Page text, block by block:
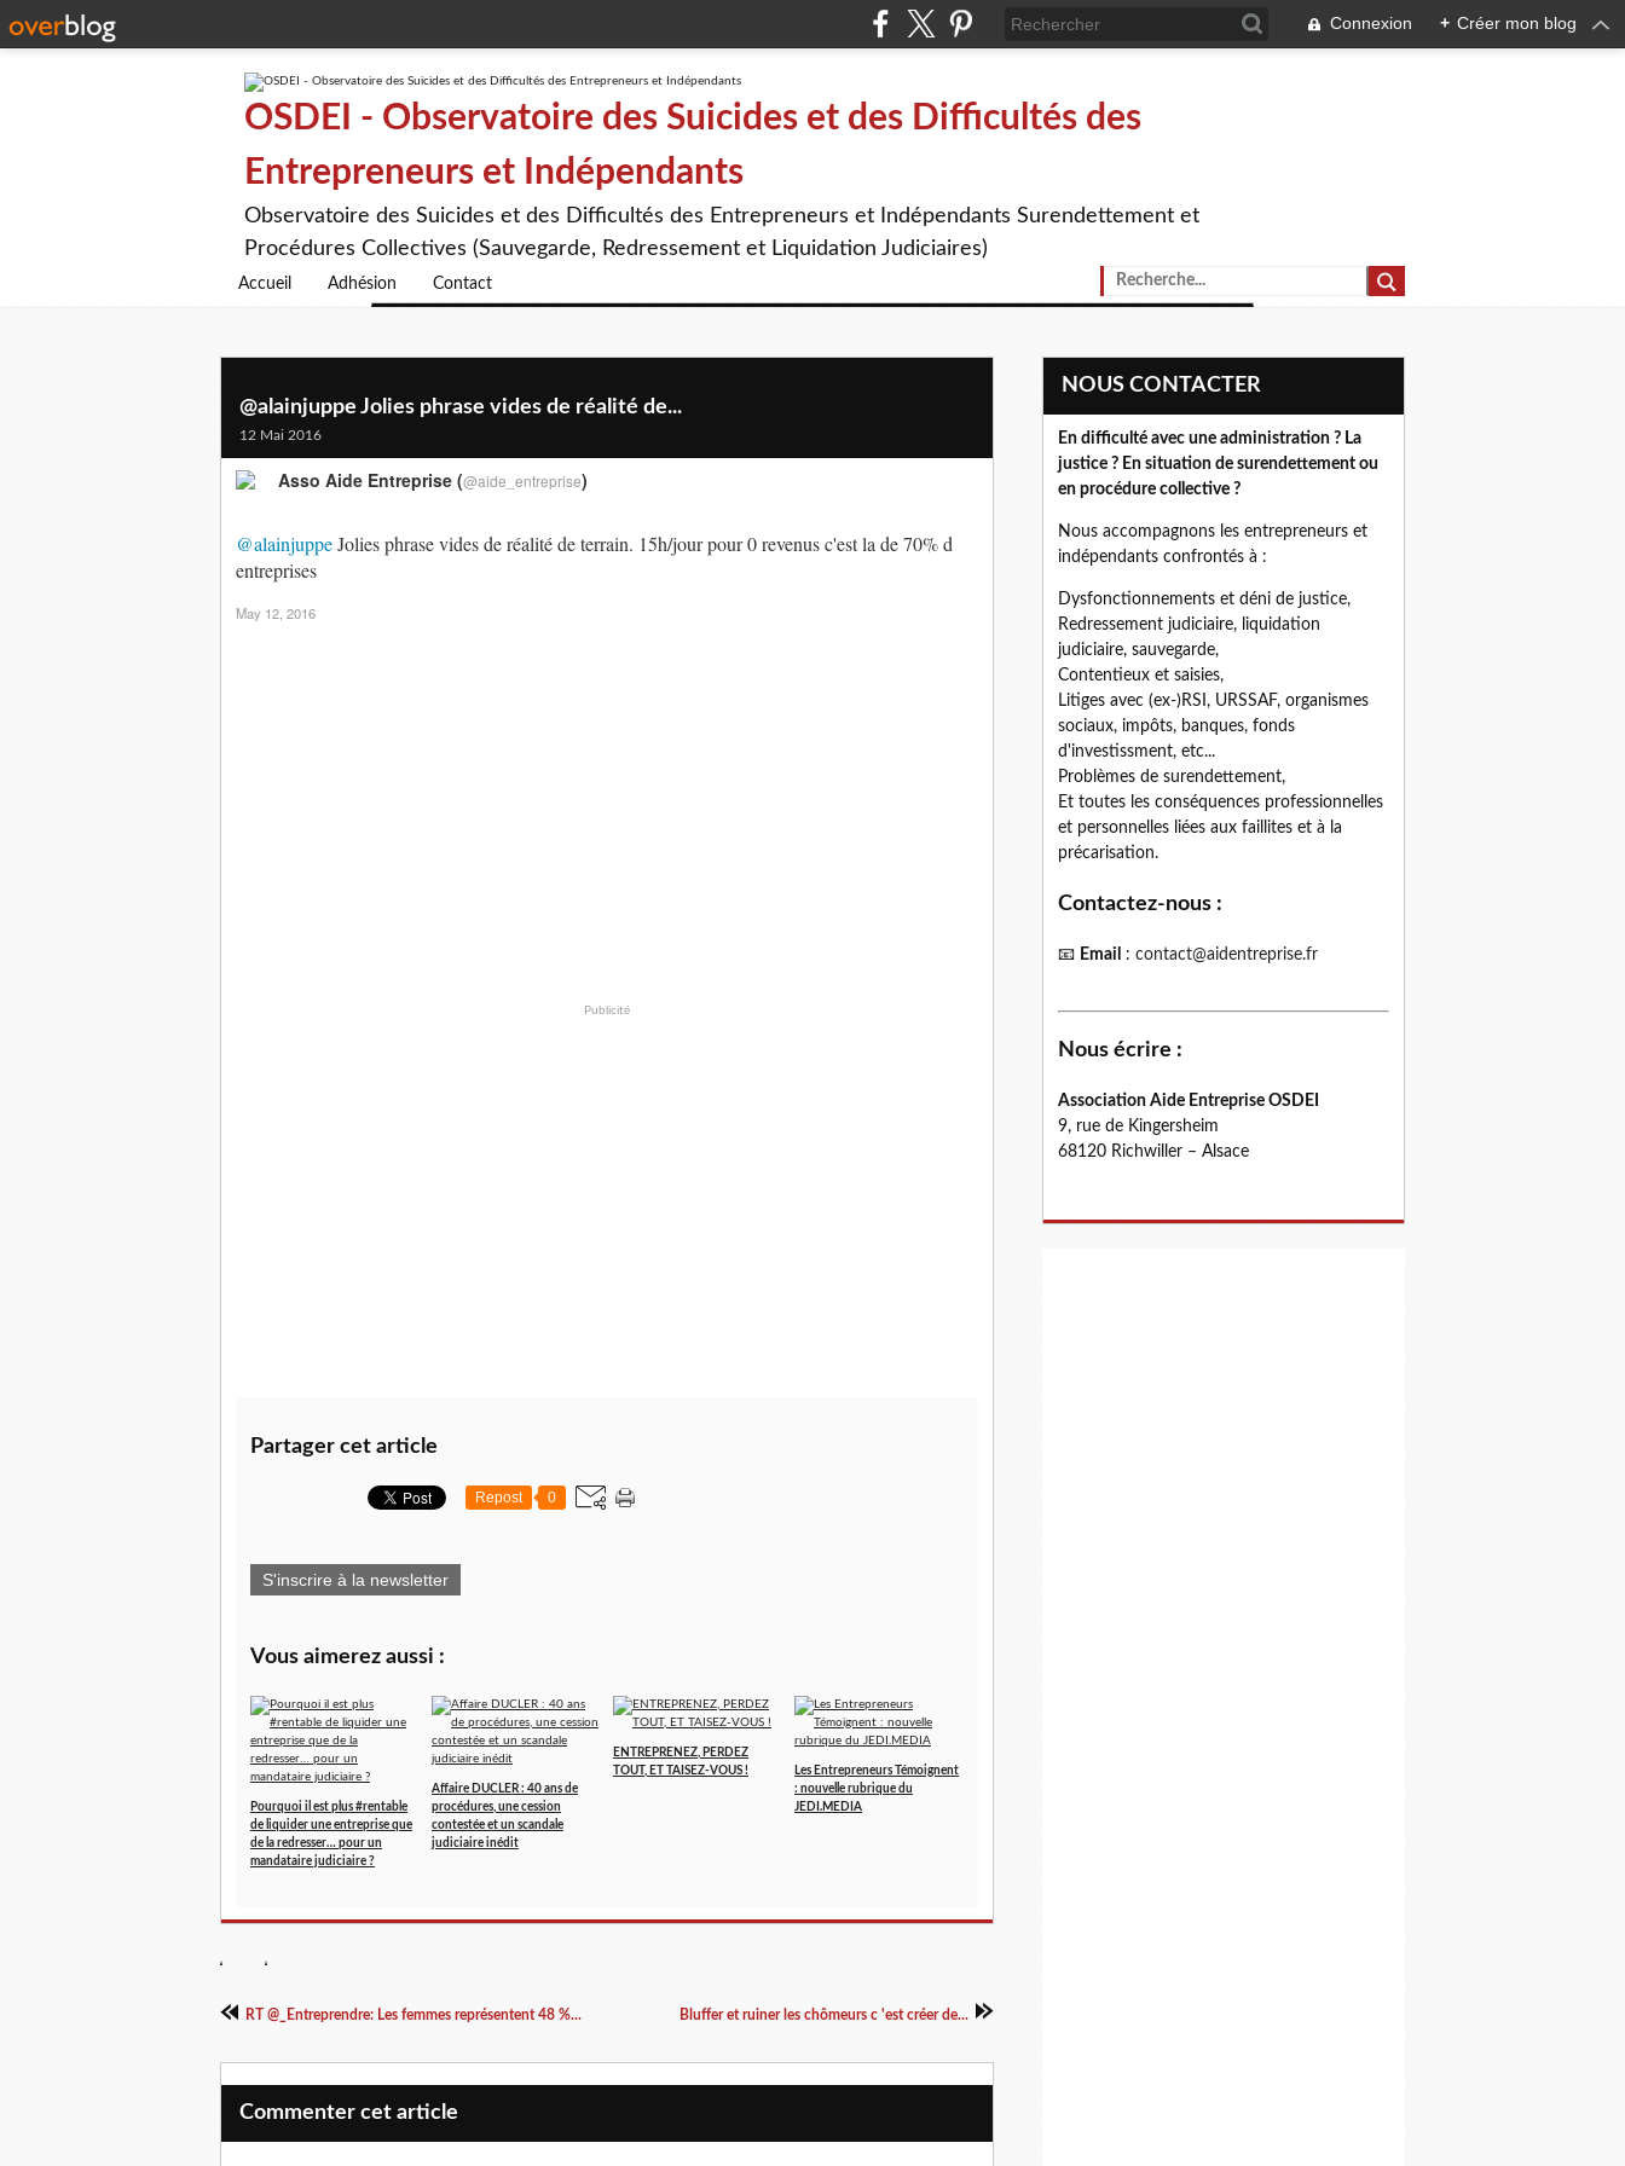
Connexion + Créer mon blog
OSDEI - Observatoire des Suicides et des Difficultés des
Entrepreneurs et Indépendants
Observatoire des Suicides et des Difficultés des Entrepreneurs et Indépendants Surendettement et
Procédures Collectives (Sauvegarde, Redressement et Liquidation Judiciaires)
Accueil Adhésion Contact
@alainjuppe Jolies phrase vides de réalité de...
12 Mai 2016
@alainjuppeJolies phrase vides de réalité de terrain. 15h/jour pour 0 revenus c'est la de 70% d
entreprises
Asso Aide Entreprise (@aide_entreprise)
May 12, 2016
Publicité
Partager cet article
Repost 0
S'inscrire à la newsletter
Vous aimerez aussi :
Pourquoi il est plus #rentable
de liquider une entreprise que
de la redresser… pour un
mandataire judiciaire ?
Affaire DUCLER : 40 ans de
procédures, une cession
contestée et un scandale
judiciaire inédit
ENTREPRENEZ, PERDEZ
TOUT, ET TAISEZ-VOUS !
Les Entrepreneurs Témoignent
: nouvelle rubrique du
JEDI.MEDIA
RT @_Entreprendre: Les femmes représentent 48 %... Bluffer et ruiner les chômeurs c 'est créer de...
Commenter cet article
NOUS CONTACTER
En difficulté avec une administration ? La
justice ? En situation de surendettement ou
en procédure collective ?
Nous accompagnons les entrepreneurs et
indépendants confrontés à :
Dysfonctionnements et déni de justice,
Redressement judiciaire, liquidation
judiciaire, sauvegarde,
Contentieux et saisies,
Litiges avec (ex-)RSI, URSSAF, organismes
sociaux, impôts, banques, fonds
d'investissment, etc...
Problèmes de surendettement,
Et toutes les conséquences professionnelles
et personnelles liées aux faillites et à la
précarisation.
Contactez-nous :
📧 Email : contact@aidentreprise.fr
Nous écrire :
Association Aide Entreprise OSDEI
9, rue de Kingersheim
68120 Richwiller – Alsace